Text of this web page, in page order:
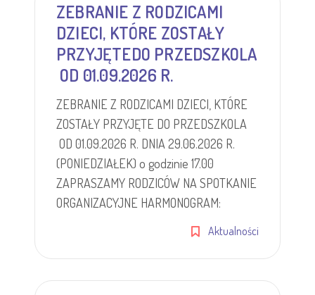
ZEBRANIE Z RODZICAMI
DZIECI, KTÓRE ZOSTAŁY
PRZYJĘTEDO PRZEDSZKOLA
OD 01.09.2026 R.
ZEBRANIE Z RODZICAMI DZIECI, KTÓRE
ZOSTAŁY PRZYJĘTE DO PRZEDSZKOLA
OD 01.09.2026 R. DNIA 29.06.2026 R.
(PONIEDZIAŁEK) o godzinie 17.00
ZAPRASZAMY RODZICÓW NA SPOTKANIE
ORGANIZACYJNE HARMONOGRAM:
Aktualności